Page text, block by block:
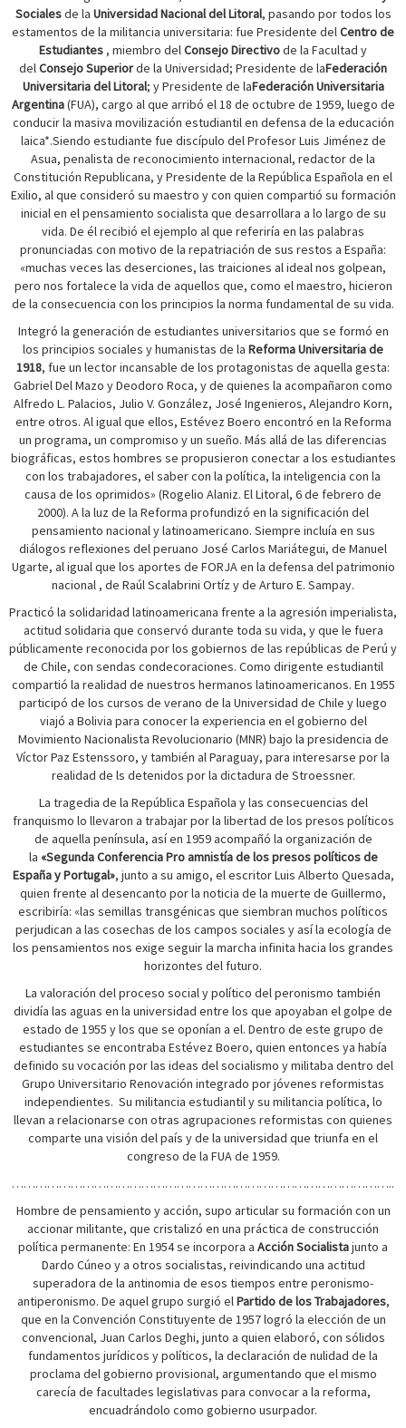
Socialesde la Universidad Nacional del Litoral, pasando por todos los
estamentos de la militancia universitaria: fue Presidente delCentro de
Estudiantes , miembro delConsejo Directivode la Facultad y
delConsejo Superiorde la Universidad; Presidente de laFederación
Universitaria del Litoral; y Presidente de laFederación Universitaria
Argentina(FUA), cargo al que arribó el 18 de octubre de 1959, luego de
conducir la masiva movilización estudiantil en defensa de la educación
laica*.Siendo estudiante fue discípulo del Profesor Luis Jiménez de
Asua, penalista de reconocimiento internacional, redactor de la
Constitución Republicana, y Presidente de la República Española en el
Exilio, al que consideró su maestro y con quien compartió su formación
inicial en el pensamiento socialista que desarrollara a lo largo de su
vida. De él recibió el ejemplo al que referiría en las palabras
pronunciadas con motivo de la repatriación de sus restos a España:
«muchas veces las deserciones, las traiciones al ideal nos golpean,
pero nos fortalece la vida de aquellos que, como el maestro, hicieron
de la consecuencia con los principios la norma fundamental de su vida.
Integró la generación de estudiantes universitarios que se formó en
los principios sociales y humanistas de la Reforma Universitaria de
1918, fue un lector incansable de los protagonistas de aquella gesta:
Gabriel Del Mazo y Deodoro Roca, y de quienes la acompañaron como
Alfredo L. Palacios, Julio V. González, José Ingenieros, Alejandro Korn,
entre otros. Al igual que ellos, Estévez Boero encontró en la Reforma
un programa, un compromiso y un sueño. Más allá de las diferencias
biográficas, estos hombres se propusieron conectar a los estudiantes
con los trabajadores, el saber con la política, la inteligencia con la
causa de los oprimidos» (Rogelio Alaniz. El Litoral, 6 de febrero de
2000). A la luz de la Reforma profundizó en la significación del
pensamiento nacional y latinoamericano. Siempre incluía en sus
diálogos reflexiones del peruano José Carlos Mariátegui, de Manuel
Ugarte, al igual que los aportes de FORJA en la defensa del patrimonio
nacional , de Raúl Scalabrini Ortíz y de Arturo E. Sampay.
Practicó la solidaridad latinoamericana frente a la agresión imperialista,
actitud solidaria que conservó durante toda su vida, y que le fuera
públicamente reconocida por los gobiernos de las repúblicas de Perú y
de Chile, con sendas condecoraciones. Como dirigente estudiantil
compartió la realidad de nuestros hermanos latinoamericanos. En 1955
participó de los cursos de verano de la Universidad de Chile y luego
viajó a Bolivia para conocer la experiencia en el gobierno del
Movimiento Nacionalista Revolucionario (MNR) bajo la presidencia de
Víctor Paz Estenssoro, y también al Paraguay, para interesarse por la
realidad de ls detenidos por la dictadura de Stroessner.
La tragedia de la República Española y las consecuencias del
franquismo lo llevaron a trabajar por la libertad de los presos políticos
de aquella península, así en 1959 acompañó la organización de
la «Segunda Conferencia Pro amnistía de los presos políticos de
España y Portugal», junto a su amigo, el escritor Luis Alberto Quesada,
quien frente al desencanto por la noticia de la muerte de Guillermo,
escribiría: «las semillas transgénicas que siembran muchos políticos
perjudican a las cosechas de los campos sociales y así la ecología de
los pensamientos nos exige seguir la marcha infinita hacia los grandes
horizontes del futuro.
La valoración del proceso social y político del peronismo también
dividía las aguas en la universidad entre los que apoyaban el golpe de
estado de 1955 y los que se oponían a el. Dentro de este grupo de
estudiantes se encontraba Estévez Boero, quien entonces ya había
definido su vocación por las ideas del socialismo y militaba dentro del
Grupo Universitario Renovación integrado por jóvenes reformistas
independientes. Su militancia estudiantil y su militancia política, lo
llevan a relacionarse con otras agrupaciones reformistas con quienes
comparte una visión del país y de la universidad que triunfa en el
congreso de la FUA de 1959.
……………………………………………………………………………………..
Hombre de pensamiento y acción, supo articular su formación con un
accionar militante, que cristalizó en una práctica de construcción
política permanente: En 1954 se incorpora a Acción Socialistajunto a
Dardo Cúneo y a otros socialistas, reivindicando una actitud
superadora de la antinomia de esos tiempos entre peronismo-
antiperonismo. De aquel grupo surgió elPartido de los Trabajadores,
que en la Convención Constituyente de 1957 logró la elección de un
convencional, Juan Carlos Deghi, junto a quien elaboró, con sólidos
fundamentos jurídicos y políticos, la declaración de nulidad de la
proclama del gobierno provisional, argumentando que el mismo
carecía de facultades legislativas para convocar a la reforma,
encuadrándolo como gobierno usurpador.